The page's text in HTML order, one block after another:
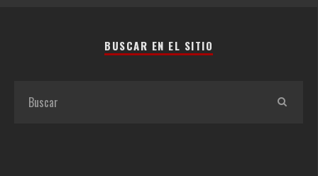
BUSCAR EN EL SITIO